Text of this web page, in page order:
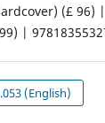
(£ 96)
|
(English)